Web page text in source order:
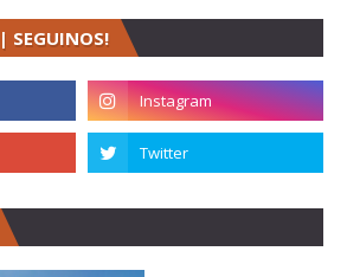
SEGUINOS!